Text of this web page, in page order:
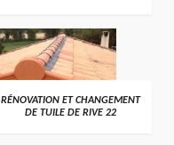
RÉNOVATION ET CHANGEMENT
DE TUILE DE RIVE 22